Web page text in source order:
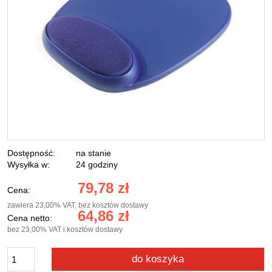
Dostępność:
na stanie
Wysyłka w:
24 godziny
Cena: 79,78 zł
zawiera 23,00% VAT, bez kosztów dostawy
Cena netto: 64,86 zł
bez 23,00% VAT i kosztów dostawy
do koszyka